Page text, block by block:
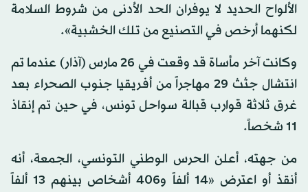
الألواح الحديد لا يوفران الحد الأدنى من شروط السلامة
لكنهما أرخص في التصنيع من تلك الخشبية».
وكانت آخر مأساة قد وقعت في 26 مارس (آذار) عندما تم
انتشال جثث 29 مهاجراً من أفريقيا جنوب الصحراء بعد
غرق ثلاثة قوارب قبالة سواحل تونس، في حين تم إنقاذ
11 شخصاً.
من جهته، أعلن الحرس الوطني التونسي، الجمعة، أنه
أنقذ أو اعترض «14 ألفاً و406 أشخاص بينهم 13 ألفاً